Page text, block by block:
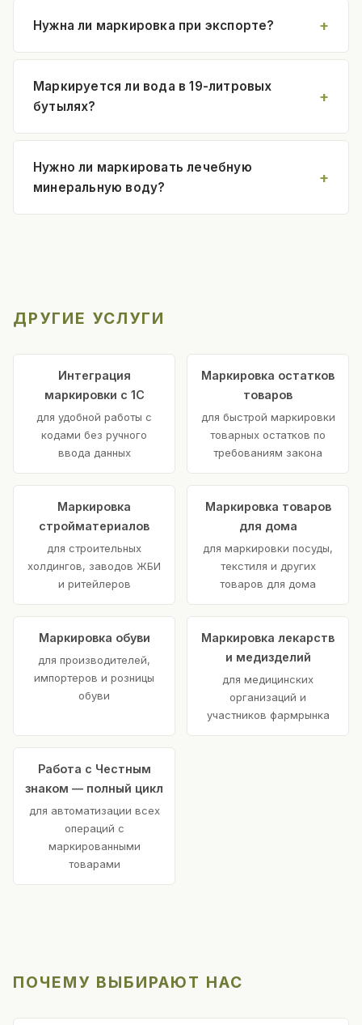
Нужна ли маркировка при экспорте?
Маркируется ли вода в 19-литровых
бутылях?
Нужно ли маркировать лечебную
минеральную воду?
ДРУГИЕ УСЛУГИ
Интеграция
маркировки с 1С
для удобной работы с
кодами без ручного
ввода данных
Маркировка остатков
товаров
для быстрой маркировки
товарных остатков по
требованиям закона
Маркировка
стройматериалов
для строительных
холдингов, заводов ЖБИ
и ритейлеров
Маркировка товаров
для дома
для маркировки посуды,
текстиля и других
товаров для дома
Маркировка обуви
для производителей,
импортеров и розницы
обуви
Маркировка лекарств
и медизделий
для медицинских
организаций и
участников фармрынка
Работа с Честным
знаком — полный цикл
для автоматизации всех
операций с
маркированными
товарами
ПОЧЕМУ ВЫБИРАЮТ НАС